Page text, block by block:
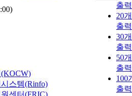
출력
20
출력
30
출력
50
출력
100
출력
스템(Rinfo)